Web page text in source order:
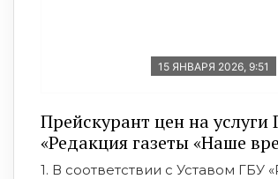
15 ЯНВАРЯ 2026, 9:51
Прейскурант цен на услуги
«Редакция газеты «Наше
1. В соответствии с Уставом ГБУ